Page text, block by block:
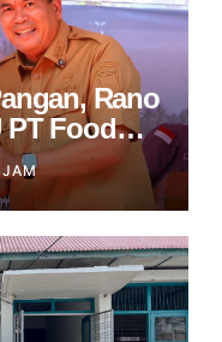
Rano
PT Food